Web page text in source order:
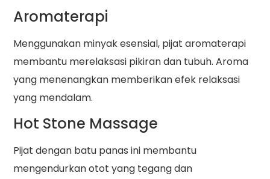
Aromaterapi
Menggunakan minyak esensial, pijat aromaterapi
membantu merelaksasi pikiran dan tubuh. Aroma
yang menenangkan memberikan efek relaksasi
yang mendalam.
Hot Stone Massage
Pijat dengan batu panas ini membantu
mengendurkan otot yang tegang dan